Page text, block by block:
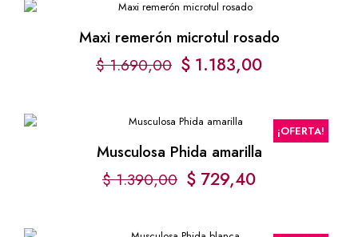
Maxi remerón microtul rosado
$1.690,00 El
original
$ 1.690,00.
$ 1.183,00El
actual
es:¡OFERTA!
Musculosa Phida amarilla
$1.390,00 $ 729,40